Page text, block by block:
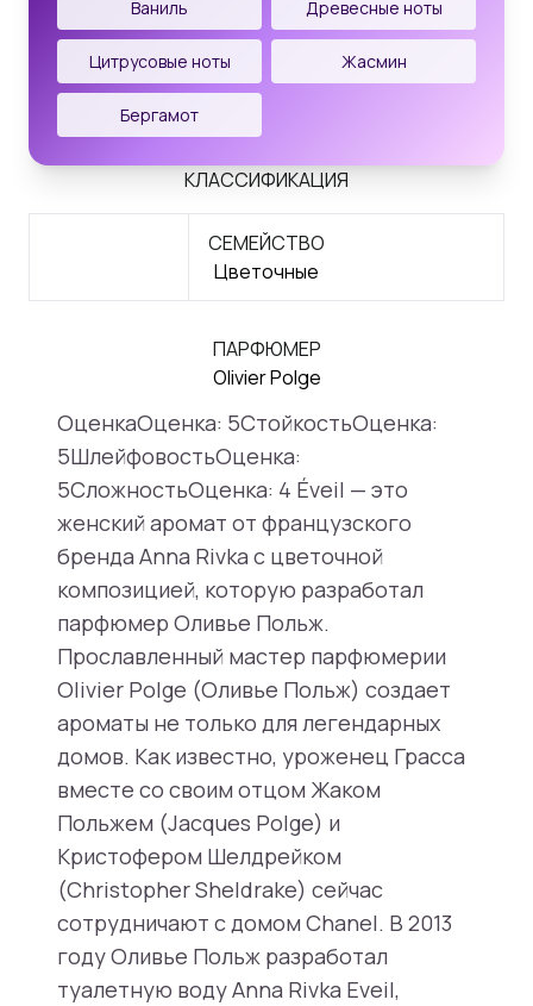
Ваниль Древесные ноты
Цитрусовые ноты Жасмин
Бергамот
КЛАССИФИКАЦИЯ
СЕМЕЙСТВО
Цветочные
ПАРФЮМЕР
Olivier Polge
ОценкаОценка: 5СтойкостьОценка:
5ШлейфовостьОценка:
5СложностьОценка: 4 Éveil — это
женский аромат от французского
бренда Anna Rivka с цветочной
композицией, которую разработал
парфюмер Оливье Польж.
Прославленный мастер парфюмерии
Olivier Polge (Оливье Польж) создает
ароматы не только для легендарных
домов. Как известно, уроженец Грасса
вместе со своим отцом Жаком
Польжем (Jacques Polge) и
Кристофером Шелдрейком
(Christopher Sheldrake) сейчас
сотрудничают с домом Chanel. В 2013
году Оливье Польж разработал
туалетную воду Anna Rivka Eveil,